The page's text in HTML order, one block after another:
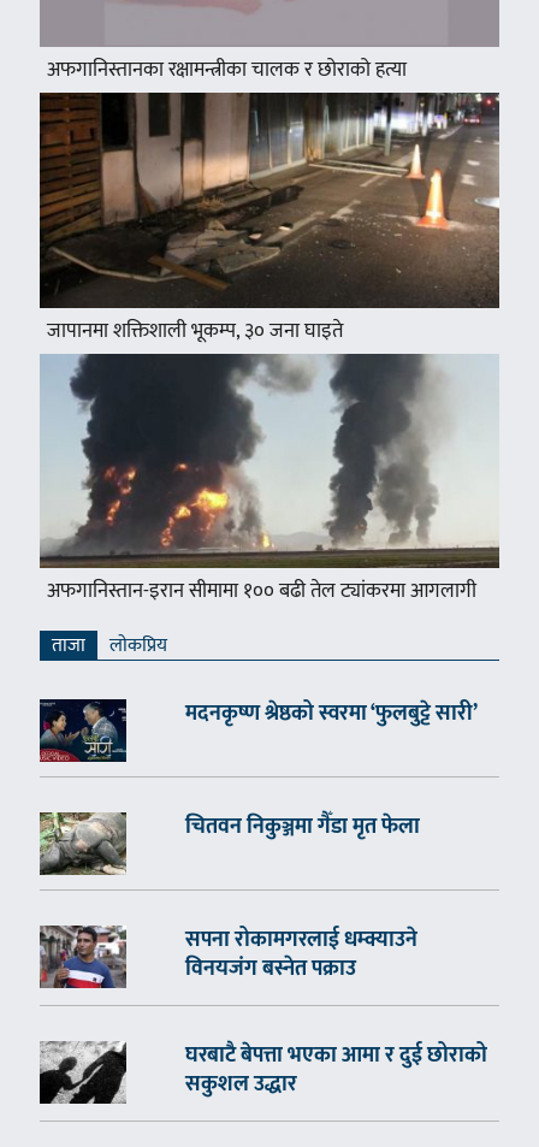
अफगानिस्तानका रक्षामन्त्रीका चालक र छोराको हत्या
जापानमा शक्तिशाली भूकम्प, ३० जना घाइते
अफगानिस्तान-इरान सीमामा १०० बढी तेल ट्यांकरमा आगलागी
ताजा लाेकप्रिय
मदनकृष्ण श्रेष्ठको स्वरमा ‘फुलबुट्टे सारी’
चितवन निकुञ्जमा गैँडा मृत फेला
सपना रोकामगरलाई धम्क्याउने
विनयजंग बस्नेत पक्राउ
घरबाटै बेपत्ता भएका आमा र दुई छोराको
सकुशल उद्धार